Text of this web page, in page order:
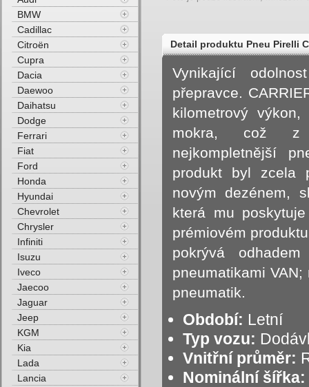
Detail produktu Pneu Pirelli
Vynikající
přepravce.
kilometrový
mokra, což z
nejkompletnější
produkt byl zcela
novým dezénem,
která mu
prémiovém
pokrývá
pneumatikami
pneumatik.
Období: Letní
Typ vozu:
Vnitřní průměr:
Nominální šířka:
BMW
Cadillac
Citroën
Cupra
Dacia
Daewoo
Daihatsu
Dodge
Ferrari
Fiat
Ford
Honda
Hyundai
Chevrolet
Chrysler
Infiniti
Isuzu
Iveco
Jaecoo
Jaguar
Jeep
KGM
Kia
Lada
Lancia